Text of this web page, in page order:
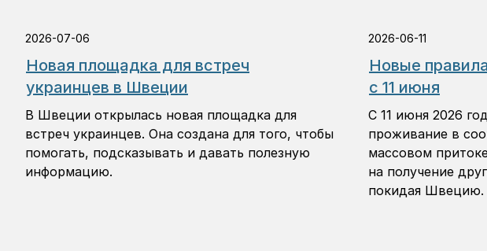
2026-07-06
Новая площадка для встреч
украинцев в Швеции
В Швеции открылась новая площадка для
встреч украинцев. Она создана для того, чтобы
помогать, подсказывать и давать полезную
информацию.
2026-06-11
Новые
с 11 июня
С 11 июня 2026
проживание в
массовом
на получение
покидая Швецию.